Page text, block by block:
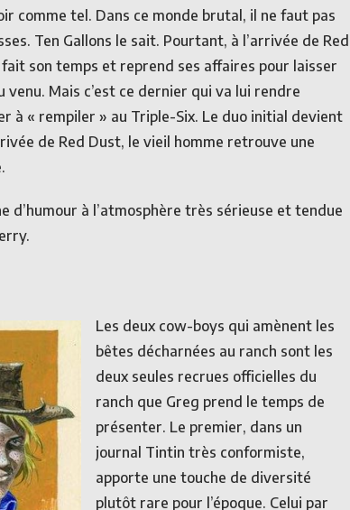
comme tel. Dans ce monde brutal, il ne faut pas
Ten Gallons le sait. Pourtant, à l’arrivée de Red
fait son temps et reprend ses affaires pour laisser
venu. Mais c’est ce dernier qui va lui rendre
à « rempiler » au Triple-Six. Le duo initial devient
de Red Dust, le vieil homme retrouve une
à l’atmosphère très sérieuse et tendue
Les deux cow-boys qui amènent les
bêtes décharnées au ranch sont les
deux seules recrues officielles du
ranch que Greg prend le temps de
présenter. Le premier, dans un
journal Tintin très conformiste,
apporte une touche de diversité
plutôt rare pour l’époque. Celui par